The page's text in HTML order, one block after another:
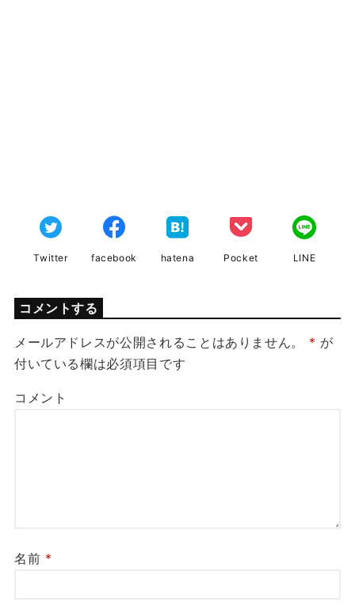
Twitter facebook hatena Pocket LINE
コメントする
メールアドレスが公開されることはありません。 * が
付いている欄は必須項目です
コメント
名前 *